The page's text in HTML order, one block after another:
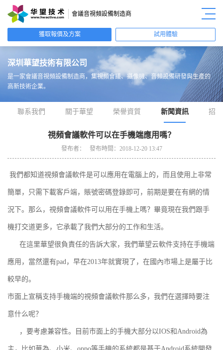
會議音視頻設備制造商
獲取報價及方案 試用體驗
深圳華望技術有限公司
是一家會議音視頻設備制造商， 集視頻會議、攝像機、音頻設備研發與生產的
高新技術企業。
聯系我們 關于華望 榮譽資質 新聞資訊 招
視頻會議軟件可以在手機端應用嗎？
發布者： 發布時間：2018-12-20 13:47
我們都知道視頻會議軟件是可以應用在電腦上的，而且使用上非常
簡單，只需下載客戶端，賬號密碼登錄即可，前期是要在有網的情
況下。那么，視頻會議軟件可以用在手機上嗎？畢竟現在我們跟手
機打交道更多，它承載了我們大部分的工作和生活。
在這里華望很負責任的告訴大家，我們華望云軟件支持在手機端
應用，當然還有pad，早在2013年就實現了，在國內市場上是屬于比
較早的。
市面上宣稱支持手機端的視頻會議軟件那么多，我們在選擇時要注
意什么呢？
，要考慮兼容性。目前市面上的手機大部分以IOS和Android為